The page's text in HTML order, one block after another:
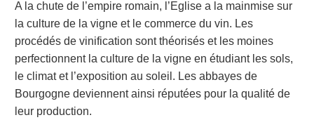
A la chute de l’empire romain, l’Eglise a la mainmise sur
la culture de la vigne et le commerce du vin. Les
procédés de vinification sont théorisés et les moines
perfectionnent la culture de la vigne en étudiant les sols,
le climat et l’exposition au soleil. Les abbayes de
Bourgogne deviennent ainsi réputées pour la qualité de
leur production.